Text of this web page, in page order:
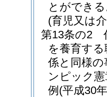
とができ
(育児又は
第13条の2
を養育する
係と同様
ンピック
例 (平成30